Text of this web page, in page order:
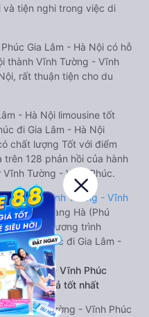
và tiện nghi trong việc di
Gia Lâm - Hà Nội có hỗ
thành Vĩnh Tường - Vĩnh
rất thuận tiện cho du
- Hà Nội limousine tốt
đi Gia Lâm - Hà Nội
chất lượng Tốt với điểm
128 phản hồi của hành
Tường - Vĩnh Phúc.
Nội từ Vĩnh Tường - Vĩnh
xe Hoàng Hà (Phú
bạn và chương trình
- Vĩnh Phúc đi Gia Lâm -
hơn
Tường - Vĩnh Phúc
mái, giá cả tốt nhất
từ Vĩnh Tường - Vĩnh Phúc